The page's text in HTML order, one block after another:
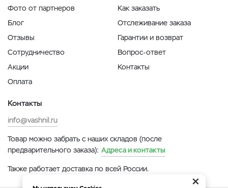
Фото от партнеров
Блог
Отзывы
Сотрудничество
Акции
Оплата
Как заказать
Отслеживание заказа
Гарантии и возврат
Вопрос-ответ
Контакты
Контакты
info@vashnil.ru
Товар можно забрать с наших складов (после
предварительного заказа): Адреса и контакты
Также работает доставка по всей России.
×